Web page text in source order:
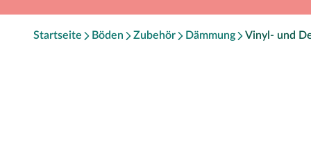
Startseite Böden Zubehör Dämmung Vinyl- und